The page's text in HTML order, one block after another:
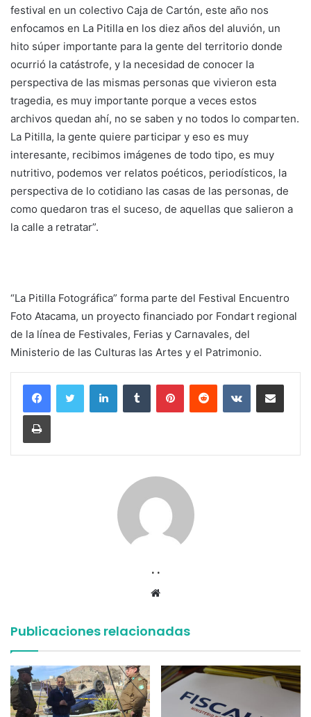
festival en un colectivo Caja de Cartón, este año nos
enfocamos en La Pitilla en los diez años del aluvión, un
hito súper importante para la gente del territorio donde
ocurrió la catástrofe, y la necesidad de conocer la
perspectiva de las mismas personas que vivieron esta
tragedia, es muy importante porque a veces estos
archivos quedan ahí, no se saben y no todos lo comparten.
La Pitilla, la gente quiere participar y eso es muy
interesante, recibimos imágenes de todo tipo, es muy
nutritivo, podemos ver relatos poéticos, periodísticos, la
perspectiva de lo cotidiano las casas de las personas, de
como quedaron tras el suceso, de aquellas que salieron a
la calle a retratar”.
“La Pitilla Fotográfica” forma parte del Festival Encuentro
Foto Atacama, un proyecto financiado por Fondart regional
de la línea de Festivales, Ferias y Carnavales, del
Ministerio de las Culturas las Artes y el Patrimonio.
LinkedInTumblr PinterestReddit VKontakteCompartir por
Imprimir
. .
Sitio
Publicaciones relacionadas